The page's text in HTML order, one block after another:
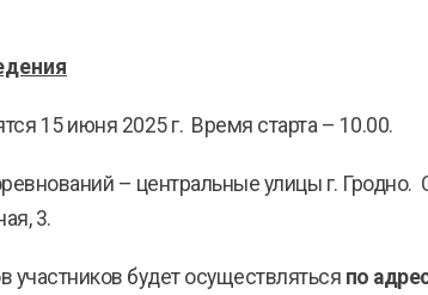
15 июня 2025 г. Время старта – 10.00.
– центральные улицы г. Гродно.
3.
участников будет осуществляться по